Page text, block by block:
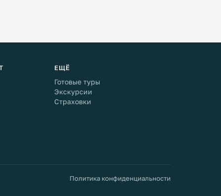
ЕЩЁ
Готовые туры
Экскурсии
Страховки
Политика конфиденциальности